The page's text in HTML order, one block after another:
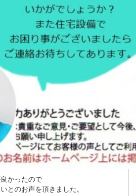
かったので
とのお声を頂きました。